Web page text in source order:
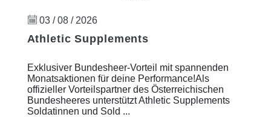
03 / 08 / 2026
Athletic Supplements
Exklusiver Bundesheer-Vorteil mit spannenden
Monatsaktionen für deine Performance!Als
offizieller Vorteilspartner des Österreichischen
Bundesheeres unterstützt Athletic Supplements
Soldatinnen und Sold ...